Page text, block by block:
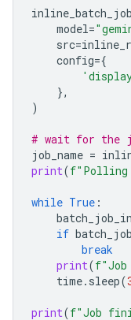
inline_batch_job
model=
src=
config={
},
)
# wait for the
job_name =
print(f
while True :
if
break
print(f
time. sleep(
print(f"Job